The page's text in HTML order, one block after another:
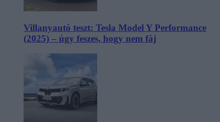
Villanyautó teszt: Tesla Model Y Performance
(2025) – úgy feszes, hogy nem fáj